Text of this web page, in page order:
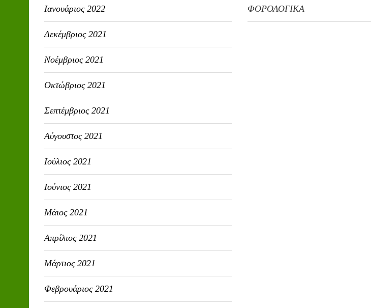
Ιανουάριος 2022
Δεκέμβριος 2021
Νοέμβριος 2021
Οκτώβριος 2021
Σεπτέμβριος 2021
Αύγουστος 2021
Ιούλιος 2021
Ιούνιος 2021
Μάιος 2021
Απρίλιος 2021
Μάρτιος 2021
Φεβρουάριος 2021
ΦΟΡΟΛΟΓΙΚΑ